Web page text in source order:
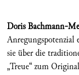
Doris Bachmann-
Anregungspotenzial
sie über die
„Treue“ zum